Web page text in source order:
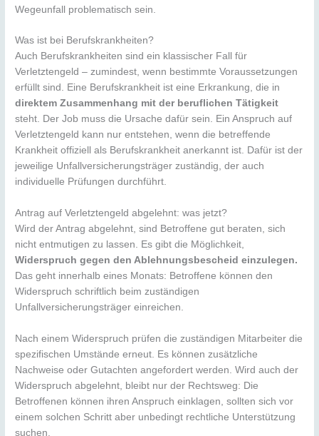
Wegeunfall problematisch sein.
Was ist bei Berufskrankheiten?
Auch Berufskrankheiten sind ein klassischer Fall für
Verletztengeld – zumindest, wenn bestimmte Voraussetzungen
erfüllt sind. Eine Berufskrankheit ist eine Erkrankung, die in
direktem Zusammenhang mit der beruflichen Tätigkeit
steht. Der Job muss die Ursache dafür sein. Ein Anspruch auf
Verletztengeld kann nur entstehen, wenn die betreffende
Krankheit offiziell als Berufskrankheit anerkannt ist. Dafür ist der
jeweilige Unfallversicherungsträger zuständig, der auch
individuelle Prüfungen durchführt.
Antrag auf Verletztengeld abgelehnt: was jetzt?
Wird der Antrag abgelehnt, sind Betroffene gut beraten, sich
nicht entmutigen zu lassen. Es gibt die Möglichkeit,
Widerspruch gegen den Ablehnungsbescheid einzulegen.
Das geht innerhalb eines Monats: Betroffene können den
Widerspruch schriftlich beim zuständigen
Unfallversicherungsträger einreichen.
Nach einem Widerspruch prüfen die zuständigen Mitarbeiter die
spezifischen Umstände erneut. Es können zusätzliche
Nachweise oder Gutachten angefordert werden. Wird auch der
Widerspruch abgelehnt, bleibt nur der Rechtsweg: Die
Betroffenen können ihren Anspruch einklagen, sollten sich vor
einem solchen Schritt aber unbedingt rechtliche Unterstützung
suchen.